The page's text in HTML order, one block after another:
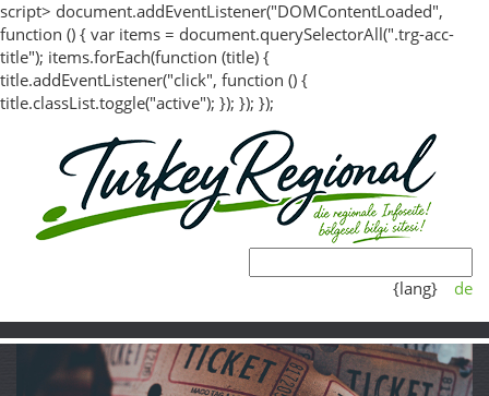
script> document.addEventListener("DOMContentLoaded",
function () { var items = document.querySelectorAll(".trg-acc-
title"); items.forEach(function (title) {
title.addEventListener("click", function () {
title.classList.toggle("active"); }); }); });
{lang} de